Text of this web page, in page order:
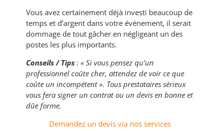
Vous avez certainement déjà investi beaucoup de
temps et d’argent dans votre évènement, il serait
dommage de tout gâcher en négligeant un des
postes les plus importants.
Conseils / Tips: « Si vous pensez qu’un
professionnel coûte cher, attendez de voir ce que
coûte un incompétent ». Tous prestataires sérieux
vous fera signer un contrat ou un devis en bonne et
dûe forme.
Demandez un devis via nos services